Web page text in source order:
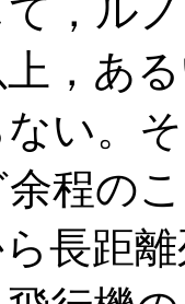
，ル
，あ
い。
程の
長距